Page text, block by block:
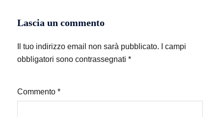
Lascia un commento
Il tuo indirizzo email non sarà pubblicato.
I campi
obbligatori sono contrassegnati *
Commento *